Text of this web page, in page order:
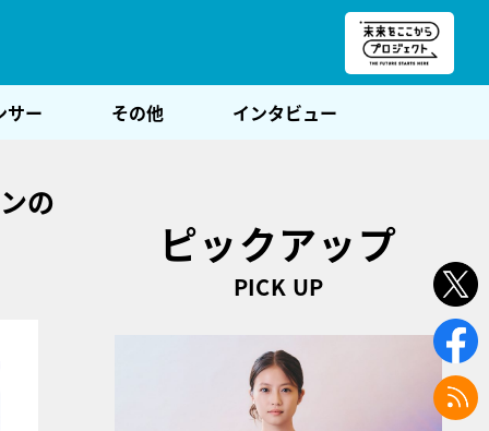
サー その他 インタビュー
の
ピックアップ
PICK UP